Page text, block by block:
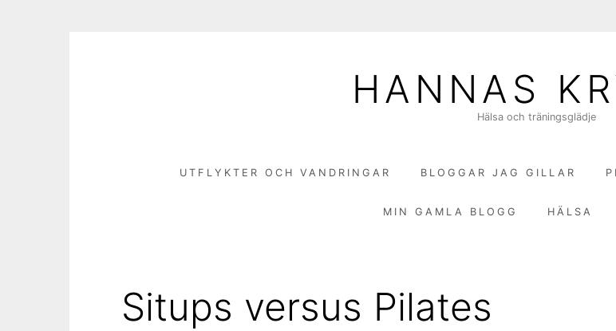
HANNAS
Hälsa och träningsglädje
UTFLYKTER OCH VANDRINGAR BLOGGAR JAG GILLAR
MIN GAMLA BLOGG HÄLSA
Situps versus Pilates